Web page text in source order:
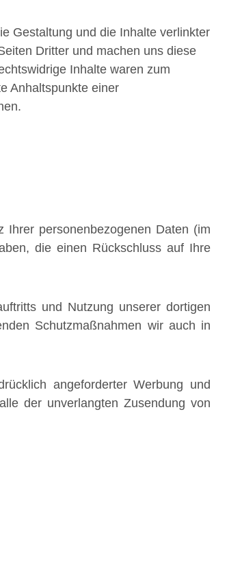
Gestaltung und die Inhalte verlinkter
Dritter und machen uns diese
Inhalte waren zum
Anhaltspunkte einer
personenbezogenen Daten (im
die einen Rückschluss auf Ihre
und Nutzung unserer dortigen
Schutzmaßnahmen wir auch in
angeforderter Werbung und
der unverlangten Zusendung von